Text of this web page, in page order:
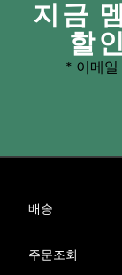
지금
할
* 이메일
배송
주문조회